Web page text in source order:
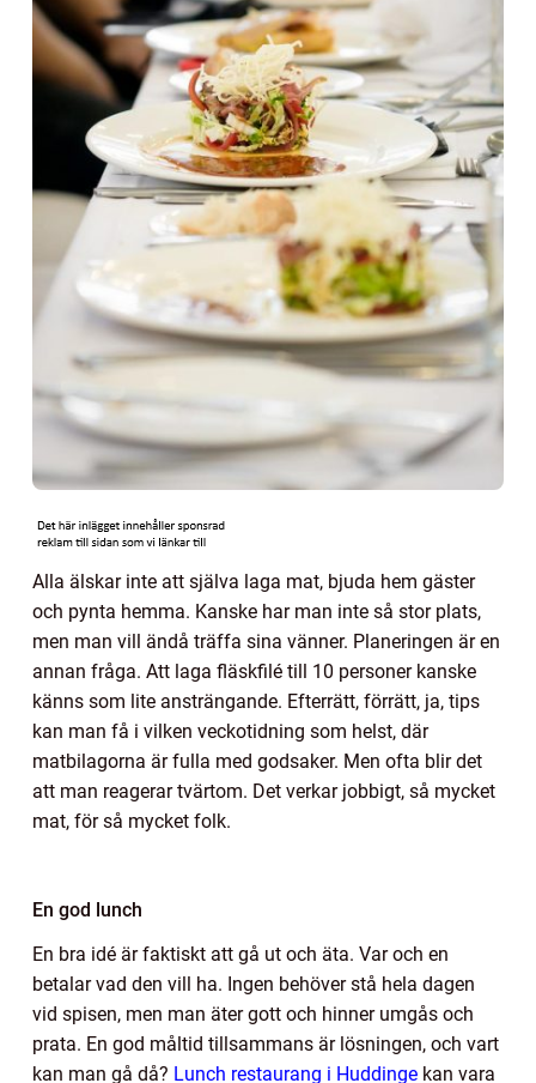
Alla älskar inte att själva laga mat, bjuda hem gäster
och pynta hemma. Kanske har man inte så stor plats,
men man vill ändå träffa sina vänner. Planeringen är en
annan fråga. Att laga fläskfilé till 10 personer kanske
känns som lite ansträngande. Efterrätt, förrätt, ja, tips
kan man få i vilken veckotidning som helst, där
matbilagorna är fulla med godsaker. Men ofta blir det
att man reagerar tvärtom. Det verkar jobbigt, så mycket
mat, för så mycket folk.
En god lunch
En bra idé är faktiskt att gå ut och äta. Var och en
betalar vad den vill ha. Ingen behöver stå hela dagen
vid spisen, men man äter gott och hinner umgås och
prata. En god måltid tillsammans är lösningen, och vart
kan man gå då? Lunch restaurang i Huddinge kan vara